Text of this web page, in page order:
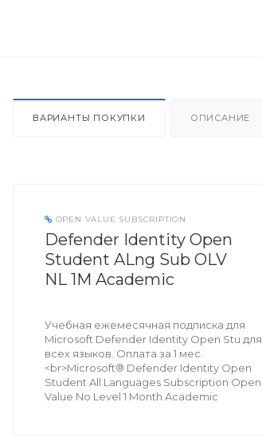
ВАРИАНТЫ ПОКУПКИ ОПИСАНИЕ
OPEN VALUE SUBSCRIPTION
Defender Identity Open
Student ALng Sub OLV
NL 1M Academic
Учебная ежемесячная подписка для
Microsoft Defender Identity Open Stu для
всех языков. Оплата за 1 мес.
<br>Microsoft® Defender Identity Open
Student All Languages Subscription Open
Value No Level 1 Month Academic